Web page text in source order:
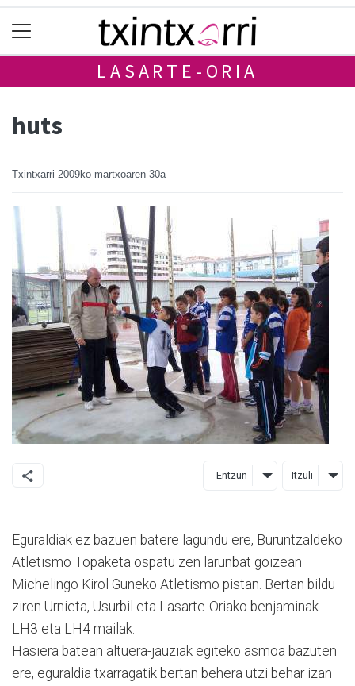
LASARTE-ORIA
huts
Txintxarri 2009ko martxoaren 30a
Entzun Itzuli
Eguraldiak ez bazuen batere lagundu ere, Buruntzaldeko
Atletismo Topaketa ospatu zen larunbat goizean
Michelingo Kirol Guneko Atletismo pistan. Bertan bildu
ziren Urnieta, Usurbil eta Lasarte-Oriako benjaminak
LH3 eta LH4 mailak.
Hasiera batean altuera-jauziak egiteko asmoa bazuten
ere, eguraldia txarragatik bertan behera utzi behar izan